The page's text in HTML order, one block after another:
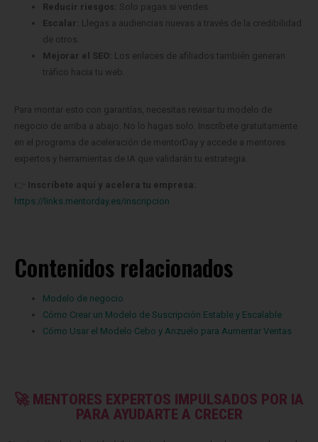
Reducir riesgos: Solo pagas si vendes.
Escalar: Llegas a audiencias nuevas a través de la credibilidad
de otros.
Mejorar el SEO: Los enlaces de afiliados también generan
tráfico hacia tu web.
Para montar esto con garantías, necesitas revisar tu modelo de
negocio de arriba a abajo. No lo hagas solo. Inscríbete gratuitamente
en el programa de aceleración de mentorDay y accede a mentores
expertos y herramientas de IA que validarán tu estrategia.
👉 Inscríbete aquí y acelera tu empresa:
https://links.mentorday.es/inscripcion
Contenidos relacionados
Modelo de negocio
Cómo Crear un Modelo de Suscripción Estable y Escalable
Cómo Usar el Modelo Cebo y Anzuelo para Aumentar Ventas
🚀 MENTORES EXPERTOS IMPULSADOS POR IA
PARA AYUDARTE A CRECER